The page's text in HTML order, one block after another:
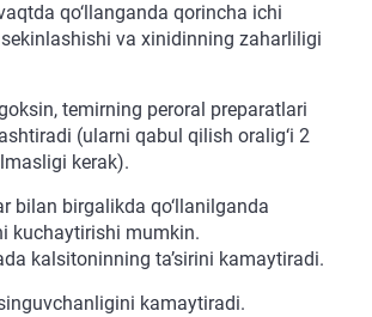
qo‘llanganda qorincha ichi
va xinidinning zaharliligi
temirning peroral preparatlari
(ularni qabul qilish oralig‘i 2
kerak).
bilan birgalikda qo‘llanilganda
kuchaytirishi mumkin.
kalsitoninning ta’sirini kamaytiradi.
kamaytiradi.